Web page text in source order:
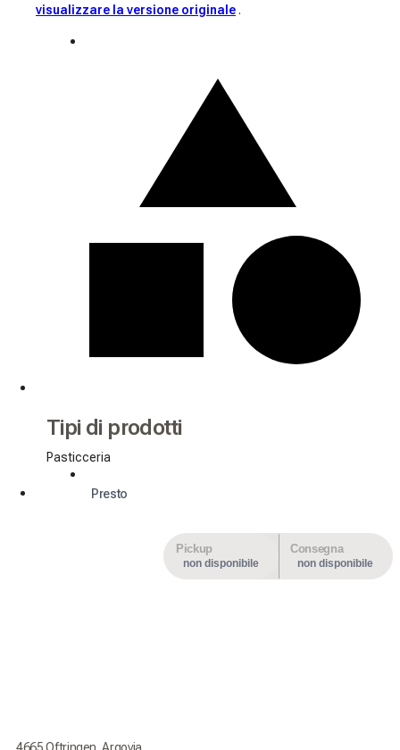
visualizzare la versione originale .
Tipi di prodotti
Pasticceria
Presto
Pickup
non disponibile
Consegna
non disponibile